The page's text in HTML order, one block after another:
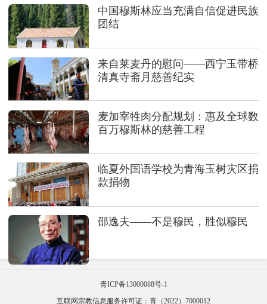
中国穆斯林应当充满自信促进民族
团结
来自莱麦丹的慰问——西宁玉带桥
清真寺斋月慈善纪实
麦加宰牲肉分配规划：惠及全球数
百万穆斯林的慈善工程
临夏外国语学校为青海玉树灾区捐
款捐物
邵逸夫——不是穆民，胜似穆民
青ICP备13000088号-1
互联网宗教信息服务许可证：青（2022）7000012